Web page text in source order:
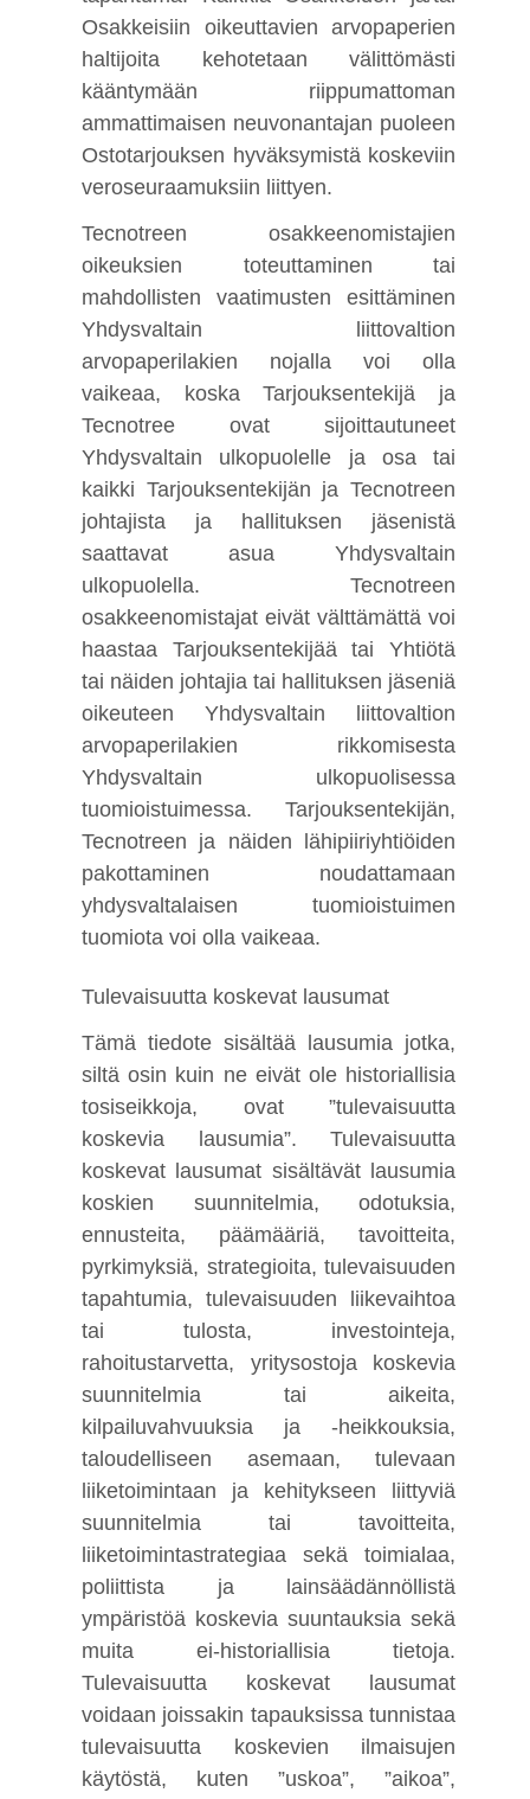
Osakkeisiin oikeuttavien arvopaperien
haltijoita kehotetaan välittömästi
kääntymään riippumattoman
ammattimaisen neuvonantajan puoleen
Ostotarjouksen hyväksymistä koskeviin
veroseuraamuksiin liittyen.
Tecnotreen osakkeenomistajien
oikeuksien toteuttaminen tai
mahdollisten vaatimusten esittäminen
Yhdysvaltain liittovaltion
arvopaperilakien nojalla voi olla
vaikeaa, koska Tarjouksentekijä ja
Tecnotree ovat sijoittautuneet
Yhdysvaltain ulkopuolelle ja osa tai
kaikki Tarjouksentekijän ja Tecnotreen
johtajista ja hallituksen jäsenistä
saattavat asua Yhdysvaltain
ulkopuolella. Tecnotreen
osakkeenomistajat eivät välttämättä voi
haastaa Tarjouksentekijää tai Yhtiötä
tai näiden johtajia tai hallituksen jäseniä
oikeuteen Yhdysvaltain liittovaltion
arvopaperilakien rikkomisesta
Yhdysvaltain ulkopuolisessa
tuomioistuimessa. Tarjouksentekijän,
Tecnotreen ja näiden lähipiiriyhtiöiden
pakottaminen noudattamaan
yhdysvaltalaisen tuomioistuimen
tuomiota voi olla vaikeaa.
Tulevaisuutta koskevat lausumat
Tämä tiedote sisältää lausumia jotka,
siltä osin kuin ne eivät ole historiallisia
tosiseikkoja, ovat ”tulevaisuutta
koskevia lausumia”. Tulevaisuutta
koskevat lausumat sisältävät lausumia
koskien suunnitelmia, odotuksia,
ennusteita, päämääriä, tavoitteita,
pyrkimyksiä, strategioita, tulevaisuuden
tapahtumia, tulevaisuuden liikevaihtoa
tai tulosta, investointeja,
rahoitustarvetta, yritysostoja koskevia
suunnitelmia tai aikeita,
kilpailuvahvuuksia ja -heikkouksia,
taloudelliseen asemaan, tulevaan
liiketoimintaan ja kehitykseen liittyviä
suunnitelmia tai tavoitteita,
liiketoimintastrategiaa sekä toimialaa,
poliittista ja lainsäädännöllistä
ympäristöä koskevia suuntauksia sekä
muita ei-historiallisia tietoja.
Tulevaisuutta koskevat lausumat
voidaan joissakin tapauksissa tunnistaa
tulevaisuutta koskevien ilmaisujen
käytöstä, kuten ”uskoa”, ”aikoa”,